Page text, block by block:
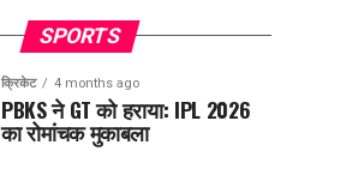
SPORTS
क्रिकेट 4 months ago
PBKS ने GT को हराया: IPL 2026
का रोमांचक मुकाबला